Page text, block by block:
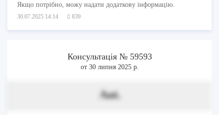
Якщо потрібно, можу надати додаткову інформацію.
30.07.2025 14:14 839
Консультація № 59593
от 30 липня 2025 р.
Aut.